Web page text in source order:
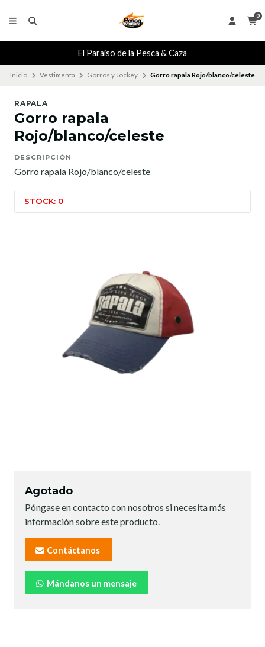
0
El Paraiso de la Pesca & Caza
Inicio Vestimenta Gorros y Jockey Gorro rapala Rojo/blanco/celeste
RAPALA
Gorro rapala
Rojo/blanco/celeste
DESCRIPCIÓN
Gorro rapala Rojo/blanco/celeste
STOCK: 0
Agotado
Póngase en contacto con nosotros si necesita más
información sobre este producto.
Contáctanos
Mándanos un mensaje